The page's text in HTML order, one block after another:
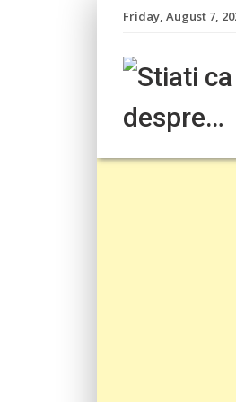
Friday, August 7,